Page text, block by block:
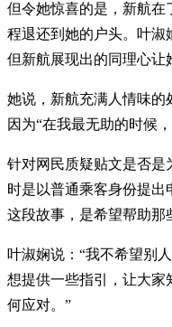
但令她惊喜的是，新航在
程退还到她的户头。叶淑
但新航展现出的同理心让
她说，新航充满人情味的
因为“在我最无助的时候
针对网民质疑贴文是否是
时是以普通乘客身份提
这段故事，是希望帮助那
叶淑娴说：“我不希望别
想提供一些指引，让大家
何应对。”